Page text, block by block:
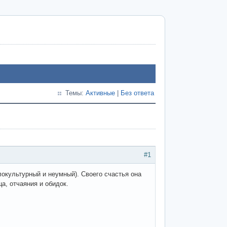
Темы: Активные Без ответа
#1
и неумный). Своего счастья она
отчаяния и обидок.